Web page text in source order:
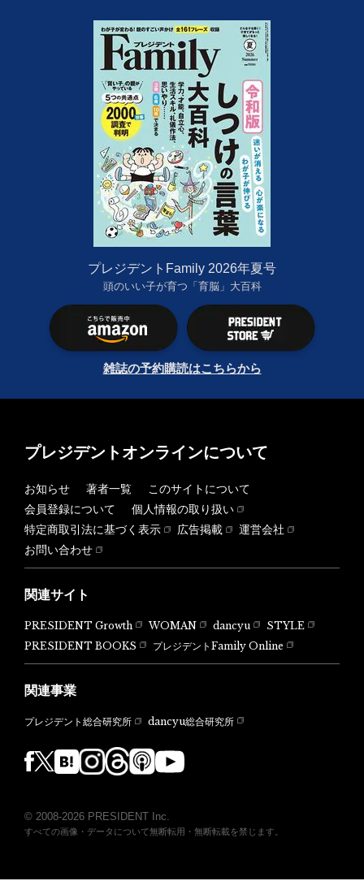
プレジデントFamily 2026年夏号
頭のいい子が育つ「育脳」大百科
雑誌の予約購読はこちらから
プレジデントオンラインについて
お知らせ 著者一覧
このサイトについて
会員登録について
個人情報の取り扱い
特定商取引法に基づく表示
広告掲載
運営会社
お問い合わせ
関連サイト
PRESIDENT Growth WOMAN dancyu
STYLE
PRESIDENT BOOKS
プレジデントFamily Online
関連事業
プレジデント総合研究所 dancyu総合研究所
© 2008-2026 PRESIDENT Inc.
すべての画像・データについて無断転用・無断転載を禁じます。